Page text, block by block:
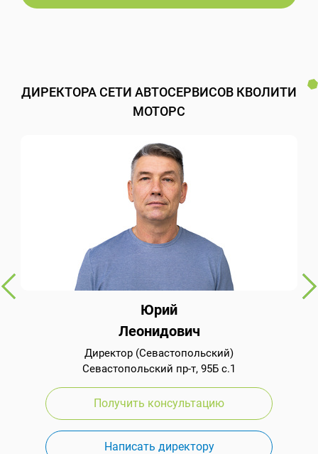
ДИРЕКТОРА СЕТИ АВТОСЕРВИСОВ КВОЛИТИ
МОТОРС
Юрий
Леонидович
Директор (Севастопольский)
Севастопольский пр-т, 95Б с.1
Получить консультацию
Написать директору